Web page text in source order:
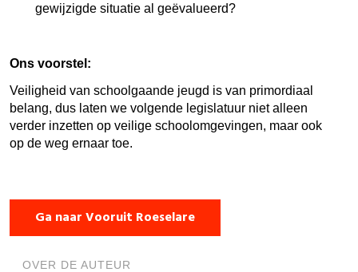
gewijzigde situatie al geëvalueerd?
Ons voorstel:
Veiligheid van schoolgaande jeugd is van primordiaal
belang, dus laten we volgende legislatuur niet alleen
verder inzetten op veilige schoolomgevingen, maar ook
op de weg ernaar toe.
Ga naar Vooruit Roeselare
OVER DE AUTEUR